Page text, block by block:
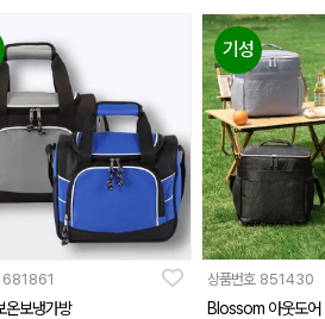
681861
온보냉가방
기성
상품번호 851430
Blossom 아웃도어